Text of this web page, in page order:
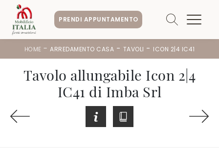
PRENDI APPUNTAMENTO
HOME - ARREDAMENTO CASA - TAVOLI - ICON 2|4 IC41
Tavolo allungabile Icon 2|4
IC41 di Imba Srl